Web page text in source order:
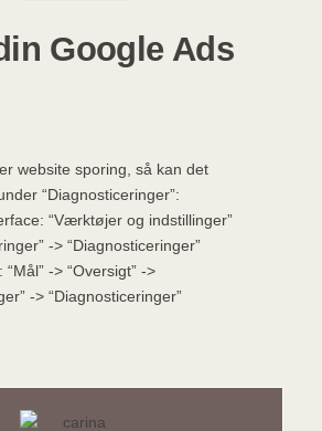
Google Ads
website sporing, så kan det
“Diagnosticeringer”:
“Værktøjer og indstillinger”
-> “Diagnosticeringer”
-> “Oversigt” ->
-> “Diagnosticeringer”